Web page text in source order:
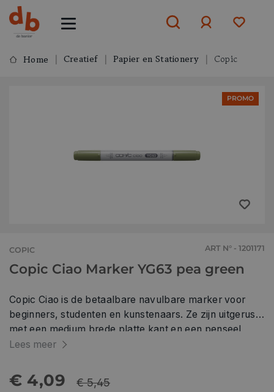
Home Creatief Papier en Stationery Copic
PROMO
COPIC ART N° - 1201171
Copic Ciao Marker YG63 pea green
Copic Ciao is de betaalbare navulbare marker voor
beginners, studenten en kunstenaars. Ze zijn uitgerust
met een medium brede platte kant en een penseel
penpunt. Copic Ciao markers zijn verkrijgbaar in
kleuren kunnen gemengd worden op de ondergrond
(m.b.v. de blender) of over elkaar. Copic Ciao markers
Lees meer
€ 4,09 € 5,45